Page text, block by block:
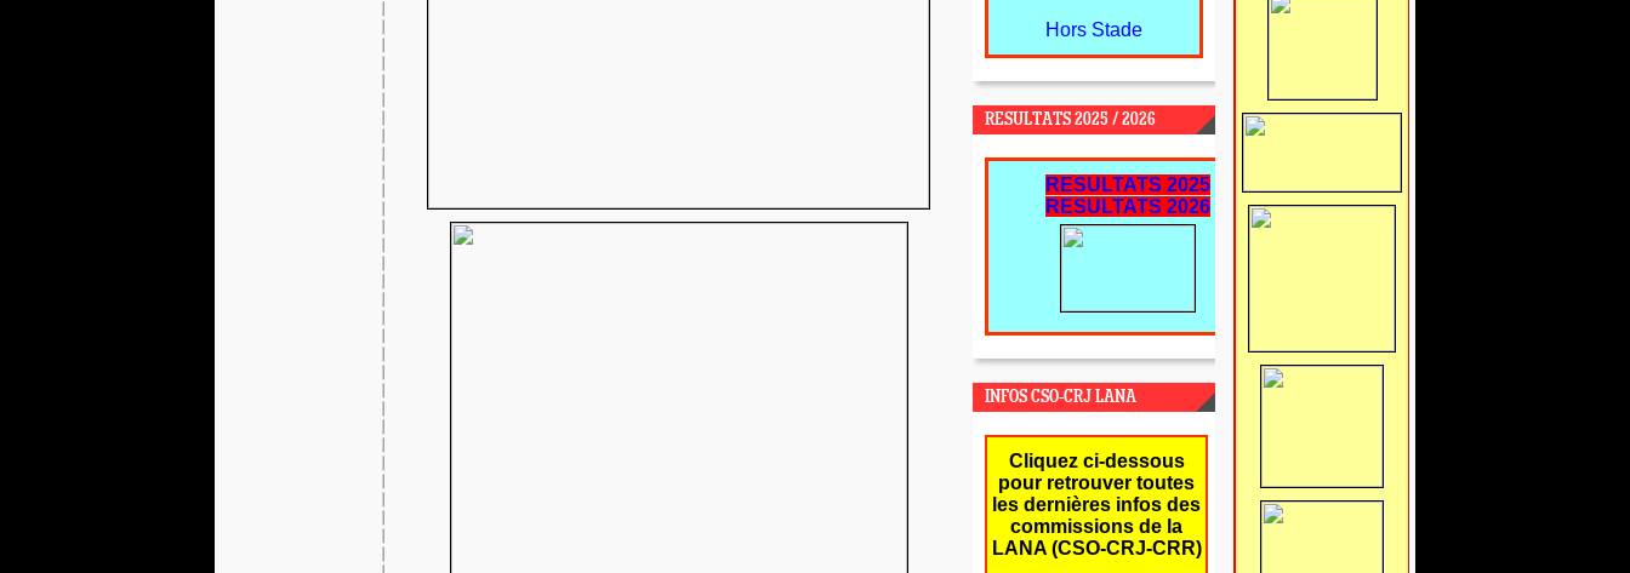
Hors Stade
RESULTATS 2025 / 2026
RESULTATS 2025
RESULTATS 2026
INFOS CSO-CRJ LANA
Cliquez ci-dessous
pour retrouver toutes
les dernières infos des
commissions de la
LANA (CSO-CRJ-CRR)